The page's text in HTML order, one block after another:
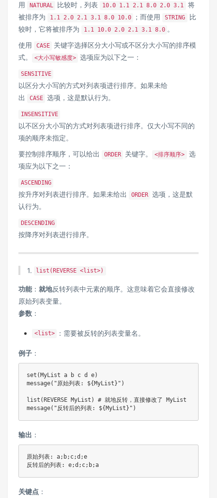
用
NATURAL 比较时，列表 10.0 1.1 2.1 8.0 2.0 3.1
将
被排序为
1.1 2.0 2.1 3.1 8.0 10.0 ；而使用 STRING
比
较时，它将被排序为
1.1 10.0 2.0 2.1 3.1 8.0 。
使用
CASE
关键字选择区分大小写或不区分大小写的排序模
式。
<大小写敏感度> 选项应为以下之一：
SENSITIVE
以区分大小写的方式对列表项进行排序。如果未给
出
CASE 选项，这是默认行为。
INSENSITIVE
以不区分大小写的方式对列表项进行排序。仅大小写不同的
项的顺序未指定。
要控制排序顺序，可以给出
ORDER 关键字。 <排序顺序>
选
项应为以下之一：
ASCENDING
按升序对列表进行排序。如果未给出 ORDER 选项，这是默
认行为。
DESCENDING
按降序对列表进行排序。
1. list(REVERSE <list>)
功能： 就地反转列表中元素的顺序。这意味着它会直接修改
原始列表变量。
参数 ：
<list> ：需要被反转的列表变量名。
例子 ：
set(MyList a b c d e)
message("原始列表: ${MyList}")
list(REVERSE MyList) # 就地反转，直接修改了 MyList
message("反转后的列表: ${MyList}")
输出 ：
原始列表: a;b;c;d;e
反转后的列表: e;d;c;b;a
关键点 ：